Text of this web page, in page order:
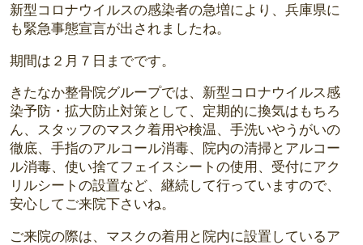
新型コロナウイルスの感染者の急増により、兵庫県に
も緊急事態宣言が出されましたね。
期間は２月７日までです。
きたなか整骨院グループでは、新型コロナウイルス感
染予防・拡大防止対策として、定期的に換気はもちろ
ん、スタッフのマスク着用や検温、手洗いやうがいの
徹底、手指のアルコール消毒、院内の清掃とアルコー
ル消毒、使い捨てフェイスシートの使用、受付にアク
リルシートの設置など、継続して行っていますので、
安心してご来院下さいね。
ご来院の際は、マスクの着用と院内に設置しているア